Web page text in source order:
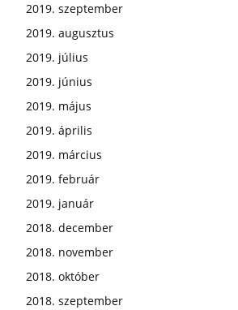
2019. szeptember
2019. augusztus
2019. július
2019. június
2019. május
2019. április
2019. március
2019. február
2019. január
2018. december
2018. november
2018. október
2018. szeptember